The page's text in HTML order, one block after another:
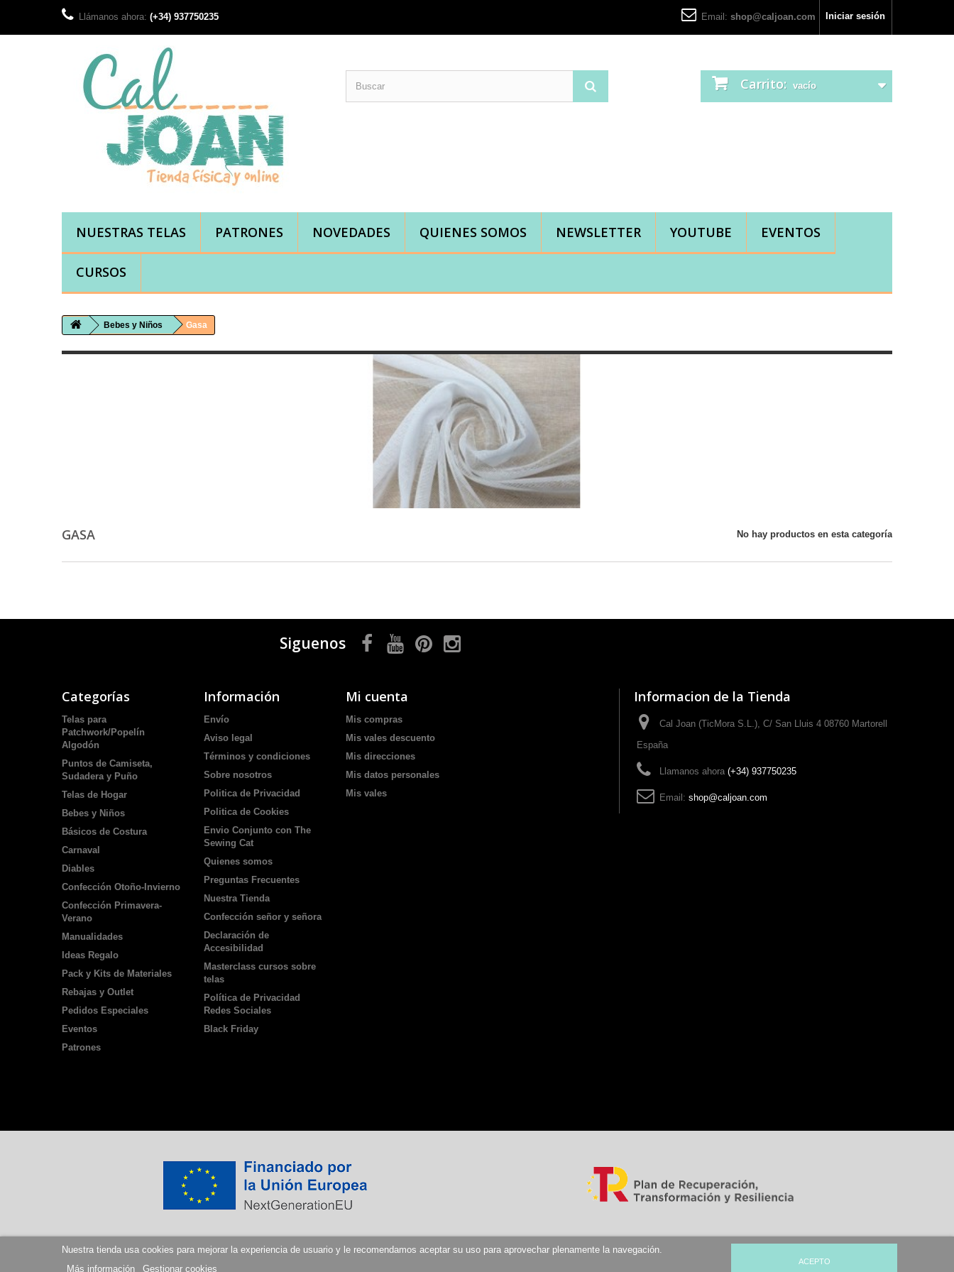
Iniciar sesión
Llámanos ahora: (+34) 937750235 Email: shop@caljoan.com
Carrito: vacío
NUESTRAS TELAS PATRONES NOVEDADES QUIENES SOMOS NEWSLETTER YOUTUBE EVENTOS
CURSOS
Nuestra tienda usa cookies para mejorar la experiencia de usuario y le recomendamos aceptar su uso para aprovechar plenamente la navegación.
Más información
Gestionar cookies
ACEPTO
Bebes y Niños Gasa
GASA No hay productos en esta categoría
Siguenos
Categorías
Telas para
Patchwork/Popelín
Algodón
Puntos de Camiseta,
Sudadera y Puño
Telas de Hogar
Bebes y Niños
Básicos de Costura
Carnaval
Diables
Confección Otoño-Invierno
Confección Primavera-
Verano
Manualidades
Ideas Regalo
Pack y Kits de Materiales
Rebajas y Outlet
Pedidos Especiales
Eventos
Patrones
Información
Envío
Aviso legal
Términos y condiciones
Sobre nosotros
Politica de Privacidad
Politica de Cookies
Envio Conjunto con The
Sewing Cat
Quienes somos
Preguntas Frecuentes
Nuestra Tienda
Confección señor y señora
Declaración de
Accesibilidad
Masterclass cursos sobre
telas
Política de Privacidad
Redes Sociales
Black Friday
Mi cuenta
Mis compras
Mis vales descuento
Mis direcciones
Mis datos personales
Mis vales
Informacion de la Tienda
Cal Joan (TicMora S.L.), C/ San Lluis 4 08760 Martorell
España
Llamanos ahora (+34) 937750235
Email: shop@caljoan.com